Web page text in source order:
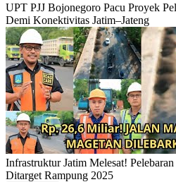
UPT PJJ Bojonegoro Pacu Proyek
Demi Konektivitas Jatim–Jateng
Infrastruktur Jatim Melesat!
Ditarget Rampung 2025